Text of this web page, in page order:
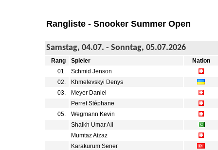
Rangliste - Snooker Summer Open
Samstag, 04.07. - Sonntag, 05.07.2026
Rang Spieler
Nation
01.
Schmid Jenson
02.
Khmelevskyi Denys
03.
Meyer Daniel
Perret Stéphane
05.
Wegmann Kevin
Shaikh Umar Ali
Mumtaz Aizaz
Karakurum Sener